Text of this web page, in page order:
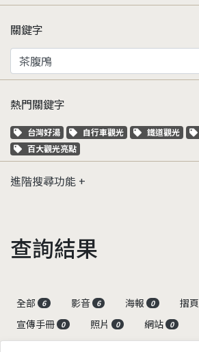
關鍵字
熱門關鍵字
關鍵字標籤
台灣好湯 關鍵字標籤
自行車觀光 關鍵字標籤
鐵道觀光
關鍵字標籤
百大觀光亮點
進階搜尋功能
查詢結果
全部
6 影音 6 海報 0 摺頁
宣傳手冊 0 照片 0 網站 0